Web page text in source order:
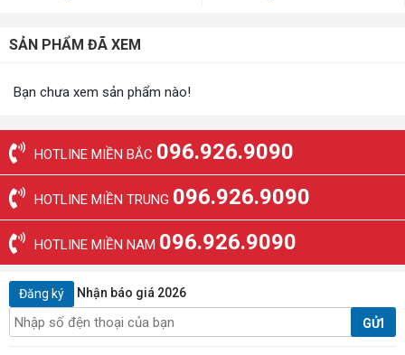
SẢN PHẨM ĐÃ XEM
Bạn chưa xem sản phẩm nào!
HOTLINE MIỀN BẮC 096.926.9090
HOTLINE MIỀN TRUNG 096.926.9090
HOTLINE MIỀN NAM 096.926.9090
Đăng ký Nhận báo giá 2026
GỬI